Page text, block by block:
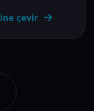
çevir